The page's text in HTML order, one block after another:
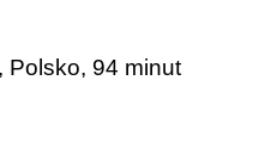
Polsko, 94 minut